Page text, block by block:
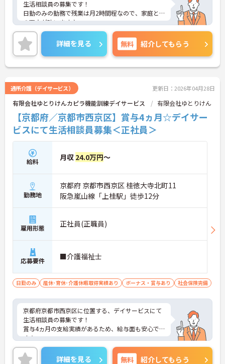
生活相談員の募集です！
日勤のみの勤務で残業は月2時間程なので、家庭と
の両立が叶います♪
ご興味のある方には、面接対策ポイントなど、さら
に詳細をお話しいたしますのでお気軽にご相談くだ
さい！
詳細を見る 無料 紹介してもらう
通所介護（デイサービス） 更新日：2026年04月28日
有限会社ゆとりけんカピラ機能訓練デイサービス 有限会社ゆとりけん
【京都府／京都市西京区】賞与4ヵ月☆デイサー
ビスにて生活相談員募集＜正社員＞
給料 月収 24.0万円～
勤務地
京都府 京都市西京区 桂徳大寺北町11
阪急嵐山線「上桂駅」徒歩12分
雇用形態 正社員(正職員)
応募要件 ■介護福祉士
日勤のみ 産休･育休･介護休暇取得実績あり ボーナス・賞与あり 社会保険完備
京都府京都市西京区に位置する、デイサービスにて
生活相談員の募集です！
賞与4ヵ月の支給実績があるため、給与面も安心で
す☆
日勤のみの勤務なので、ワークライフバランスが叶
います♪
詳細を見る 無料 紹介してもらう